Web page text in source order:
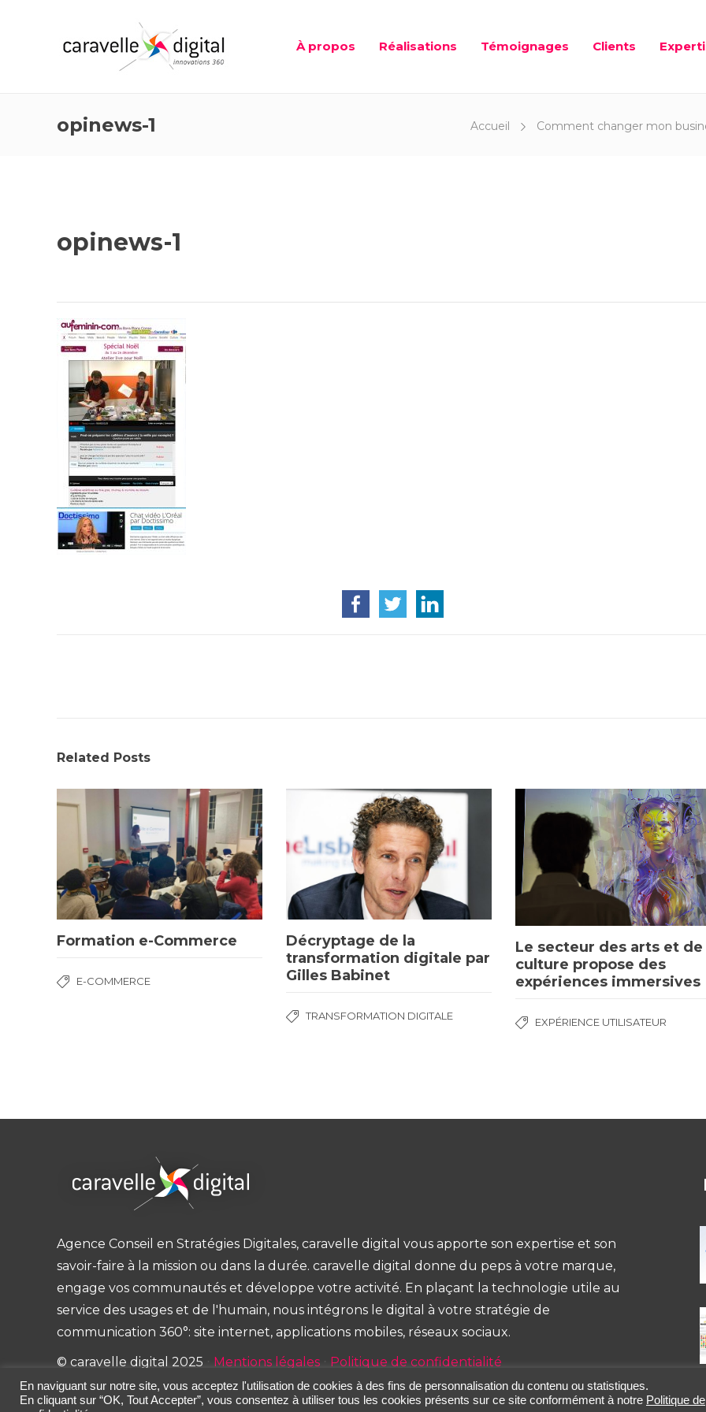
À propos Réalisations Témoignages Clients
opinews-1 Accueil Comment changer mon
opinews-1
Related Posts
Formation e-Commerce
E-COMMERCE
Décryptage de la
transformation digitale par
Gilles Babinet
TRANSFORMATION DIGITALE
Le secteur des arts et de
culture propose des
expériences immersives
EXPÉRIENCE UTILISATEUR
Agence Conseil en Stratégies Digitales, caravelle digital vous apporte son expertise et son
savoir-faire à la mission ou dans la durée. caravelle digital donne du peps à votre marque,
engage vos communautés et développe votre activité. En plaçant la technologie utile au
service des usages et de l'humain, nous intégrons le digital à votre stratégie de
communication 360°: site internet, applications mobiles, réseaux sociaux.
© caravelle digital 2025 ⋅ Mentions légales ⋅ Politique de confidentialité
En naviguant sur notre site, vous acceptez l'utilisation de cookies à des fins de personnalisation du contenu ou statistiques.
En cliquant sur “OK, Tout Accepter”, vous consentez à utiliser tous les cookies présents sur ce site conformément à notre Politique de